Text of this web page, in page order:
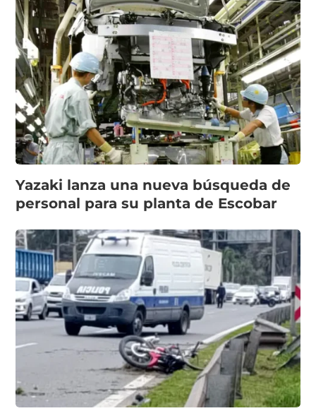
Yazaki lanza una nueva búsqueda de
personal para su planta de Escobar